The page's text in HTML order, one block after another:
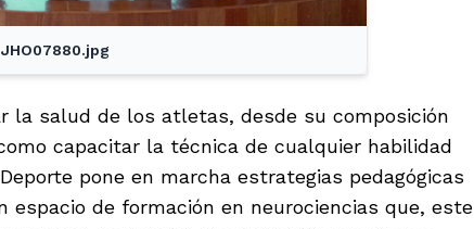
JHO07880.jpg
la salud de los atletas, desde su composición
capacitar la técnica de cualquier habilidad
pone en marcha estrategias pedagógicas
espacio de formación en neurociencias que, este